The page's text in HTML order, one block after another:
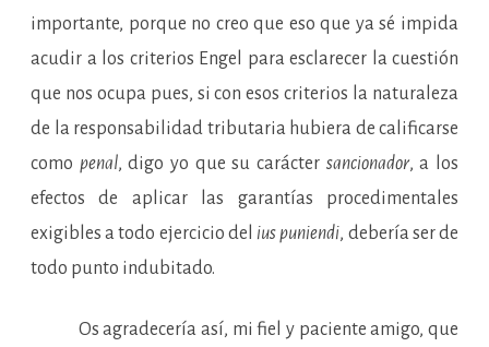
importante, porque no creo que eso que ya sé impida
acudir a los criterios Engel para esclarecer la cuestión
que nos ocupa pues, si con esos criterios la naturaleza
de la responsabilidad tributaria hubiera de calificarse
como penal, digo yo que su carácter sancionador, a los
efectos de aplicar las garantías procedimentales
exigibles a todo ejercicio del ius puniendi, debería ser de
todo punto indubitado.
Os agradecería así, mi fiel y paciente amigo, que